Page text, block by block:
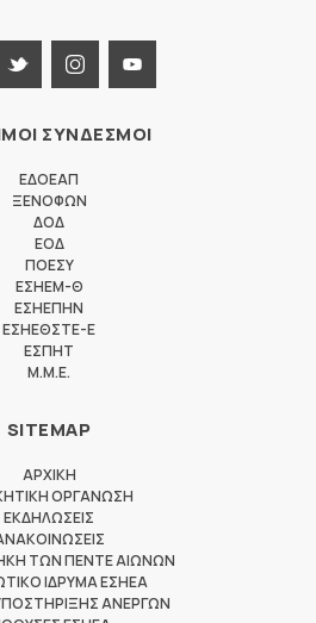
ΣΥΝΔΕΣΜΟΙ
ΕΔΟΕΑΠ
ΞΕΝΟΦΩΝ
ΔΟΔ
ΕΟΔ
ΠΟΕΣΥ
ΕΣΗΕΜ-Θ
ΕΣΗΕΠΗΝ
ΕΣΗΕΘΣΤΕ-Ε
ΕΣΠΗΤ
M.M.E.
SITEMAP
ΑΡΧΙΚΗ
ΟΡΓΑΝΩΣΗ
ΕΚΔΗΛΩΣΕΙΣ
ΤΩΝ ΠΕΝΤΕ ΑΙΩΝΩΝ
ΙΔΡΥΜΑ ΕΣΗΕΑ
ΑΝΕΡΓΩΝ